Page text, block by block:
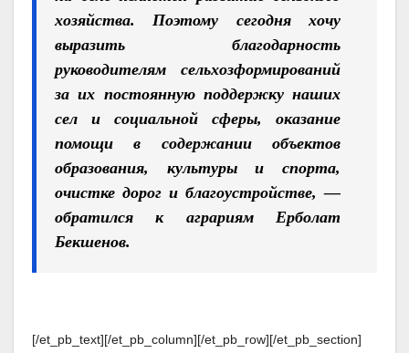
хозяйства. Поэтому сегодня хочу
выразить благодарность
руководителям сельхозформирований
за их постоянную поддержку наших
сел и социальной сферы, оказание
помощи в содержании объектов
образования, культуры и спорта,
очистке дорог и благоустройстве, —
обратился к аграриям Ерболат
Бекшенов.
[/et_pb_text][/et_pb_column][/et_pb_row][/et_pb_section]